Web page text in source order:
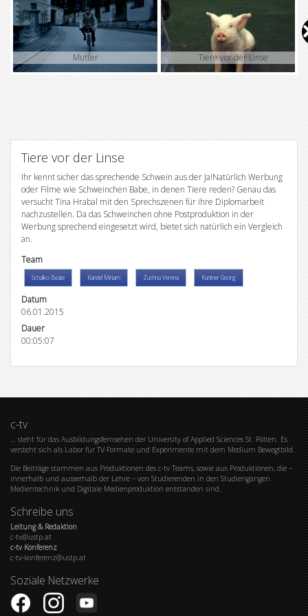
i
d
Mutter Tiere vor der Linse
Tiere vor der Linse
Ihr kennt sicher das sprechende Schwein aus der Ja!Natürlich Werbung
oder Filme wie Schweinchen Babe, in denen Tiere reden? Genau das
versucht Tina Hrabal mit den Sprechszenen für ihre Diplomarbeit
nachzustellen. Da das Schweinchen ohne Postproduktion in der
Werbung sprechend eingesetzt wird, bietet sich natürlich ein Vergleich
an.
Team
Schalko Beate Kandel Miriam Zuchna Verena Kuntner Georg
Datum
06.01.2015
Dauer
00:05:07
c-tv
… steht für das Ausbildungsfernsehen der University of Applied Sciences St. Pölten. Es
versteht sich als Labor für TV-Formate und Experimente mit dem Medium Bewegtbild.
Die Beiträge stammen aus Produktionen des c-tv Teams, sowie aus Produktionen, die –
innerhalb und ausserhalb der Lehre – von Studierenden in den Studiengängen
Medientechnik und Digitale Medienproduktion entstanden sind.
Schreibe uns
Leitung & Redaktion
c-tv@ustp.at
c-tv Konferenz
c-tv-konferenz@ustp.at
Soziale Netzwerke